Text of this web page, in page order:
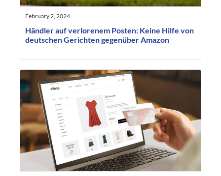
February 2, 2024
Händler auf verlorenem Posten: Keine Hilfe von
deutschen Gerichten gegenüber Amazon